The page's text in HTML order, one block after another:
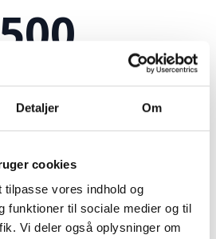
Detaljer Om
cookies
vores indhold og
funktioner til sociale medier og til
Vi deler også oplysninger om
500
Serverfejl
serverfejl. Vi arbejder på
15 00 40 bedemand@s-bf.dk